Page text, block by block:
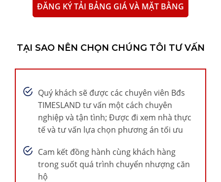
ĐĂNG KÝ TẢI BẢNG GIÁ VÀ MẶT BẰNG
TẠI SAO NÊN CHỌN CHÚNG TÔI TƯ VẤN
Quý khách sẽ được các chuyên viên Bđs
TIMESLAND tư vấn một cách chuyên
nghiệp và tận tình; Được đi xem nhà thực
tế và tư vấn lựa chọn phương án tối ưu
Cam kết đồng hành cùng khách hàng
trong suốt quá trình chuyển nhượng căn
hộ